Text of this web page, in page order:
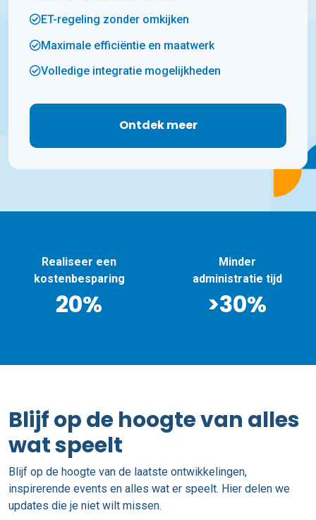
ET-regeling zonder omkijken
Maximale efficiëntie en maatwerk
Volledige integratie mogelijkheden
Ontdek meer
Minder
administratie tijd
>30%
Altijd goed
geïmplementeerd
100%
Blijf op de hoogte van alles
wat speelt
Blijf op de hoogte van de laatste ontwikkelingen,
inspirerende events en alles wat er speelt. Hier delen we
updates die je niet wilt missen.